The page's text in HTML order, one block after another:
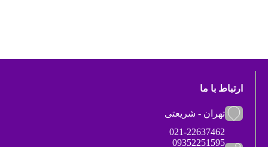
ارتباط با ما
تهران - شریعتی
021-22637462
09352251595